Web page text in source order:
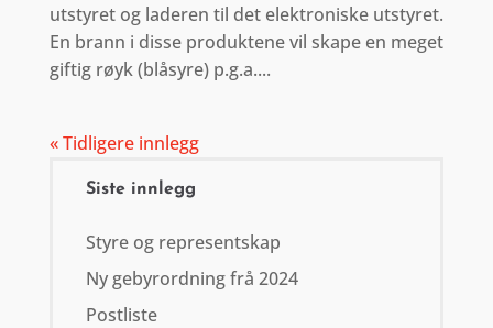
utstyret og laderen til det elektroniske utstyret.
En brann i disse produktene vil skape en meget
giftig røyk (blåsyre) p.g.a....
« Tidligere innlegg
Siste innlegg
Styre og representskap
Ny gebyrordning frå 2024
Postliste